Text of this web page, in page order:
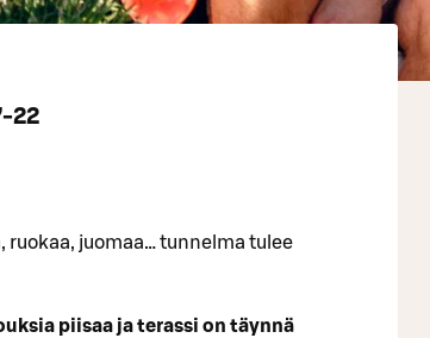
22
ruokaa, juomaa… tunnelma tulee
piisaa ja terassi on täynnä